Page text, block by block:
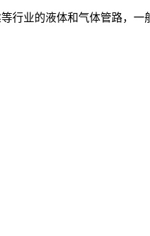
行业的液体和气体管路，一